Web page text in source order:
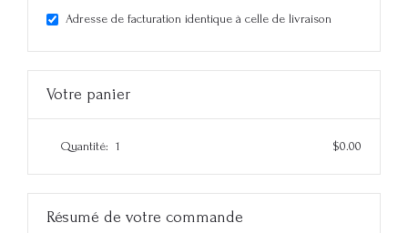
Adresse de facturation identique à celle de livraison
Votre panier
Quantité: 1 $0.00
Résumé de votre commande